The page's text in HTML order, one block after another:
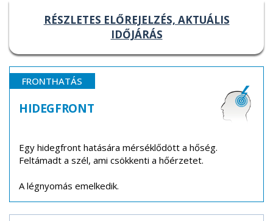
RÉSZLETES ELŐREJELZÉS, AKTUÁLIS
IDŐJÁRÁS
FRONTHATÁS
HIDEGFRONT
Egy hidegfront hatására mérséklődött a hőség.
Feltámadt a szél, ami csökkenti a hőérzetet.
A légnyomás emelkedik.